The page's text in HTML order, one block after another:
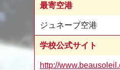
最寄空港
ジュネーブ空港
学校公式サイト
http://